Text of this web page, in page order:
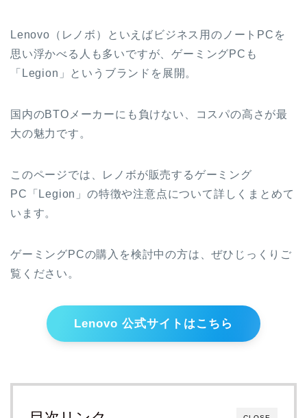
Lenovo（レノボ）といえばビジネス用のノートPCを
思い浮かべる人も多いですが、ゲーミングPCも
「Legion」というブランドを展開。
国内のBTOメーカーにも負けない、コスパの高さが最
大の魅力です。
このページでは、レノボが販売するゲーミング
PC「Legion」の特徴や注意点について詳しくまとめて
います。
ゲーミングPCの購入を検討中の方は、ぜひじっくりご
覧ください。
Lenovo 公式サイトはこちら